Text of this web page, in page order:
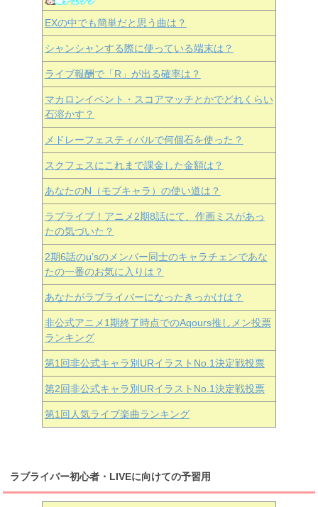
EXの中でも簡単だと思う曲は？
シャンシャンする際に使っている端末は？
ライブ報酬で「R」が出る確率は？
マカロンイベント・スコアマッチとかでどれくらい
石溶かす？
メドレーフェスティバルで何個石を使った？
スクフェスにこれまで課金した金額は？
あなたのN（モブキャラ）の使い道は？
ラブライブ！アニメ2期8話にて、作画ミスがあっ
たの気づいた？
2期6話のμ’sのメンバー同士のキャラチェンであな
たの一番のお気に入りは？
あなたがラブライバーになったきっかけは？
非公式アニメ1期終了時点でのAqours推しメン投票
ランキング
第1回非公式キャラ別URイラストNo.1決定戦投票
第2回非公式キャラ別URイラストNo.1決定戦投票
第1回人気ライブ楽曲ランキング
ラブライバー初心者・LIVEに向けての予習用